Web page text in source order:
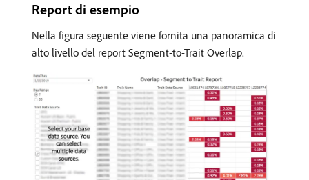
Report di esempio
Nella figura seguente viene fornita una panoramica di
alto livello del report Segment-to-Trait Overlap.